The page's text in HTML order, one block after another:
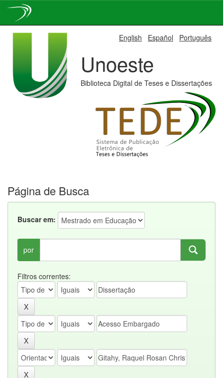
English Español Português
Unoeste
Biblioteca Digital de Teses e Dissertações
Página de Busca
Buscar em:
por
Filtros correntes: